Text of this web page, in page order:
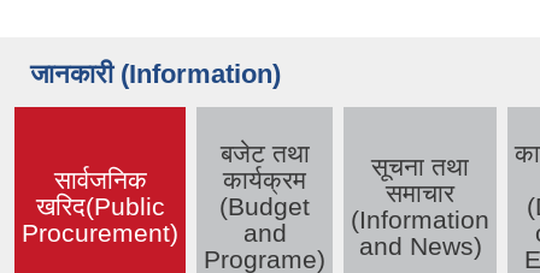
जानकारी (Information)
सार्वजनिक
खरिद(Public
Procurement)
(active tab)
बजेट तथा
कार्यक्रम
(Budget
and
Programe)
सूचना तथा
समाचार
(Information
and News)